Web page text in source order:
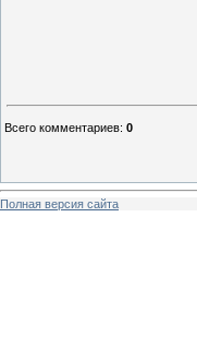
Всего комментариев: 0
Полная версия сайта